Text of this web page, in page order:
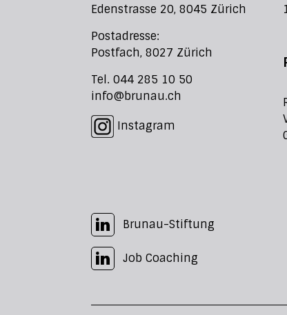
Edenstrasse 20, 8045 Zürich
Postadresse:
Postfach, 8027 Zürich
Tel. 044 285 10 50
info@brunau.ch
Instagram
Brunau-Stiftung
Job Coaching